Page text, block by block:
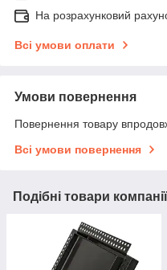
На розрахунковий
Всі умови оплати
Умови повернення
Повернення товару
Всі умови повернення
Подібні товари компанії